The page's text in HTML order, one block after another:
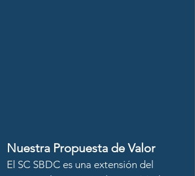
Nuestra Propuesta de Valor
El SC SBDC es una extensión del